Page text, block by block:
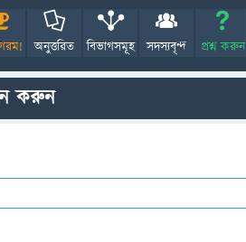
অনুত্তরিত বিভাগসমূহ সদস্যবৃন্দ প্রশ্ন করুন
করুন